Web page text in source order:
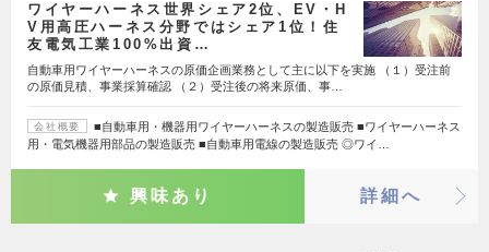
ワイヤーハーネス世界シェア2位、EV・H
V用高圧ハーネス分野ではシェア1位！住
友電気工業100%出資…
自動車用ワイヤーハーネスの原価企画業務として主に以下を実施 （１）受注前
の原価見積、事業採算確認 （２）受注後の将来原価、事…
会社概要
■自動車用・機器用ワイヤーハーネスの製造販売 ■ワイヤーハーネス
用・電気機器用部品の製造販売 ■自動車用電線の製造販売 ◎ワイ…
興味あり 詳細へ